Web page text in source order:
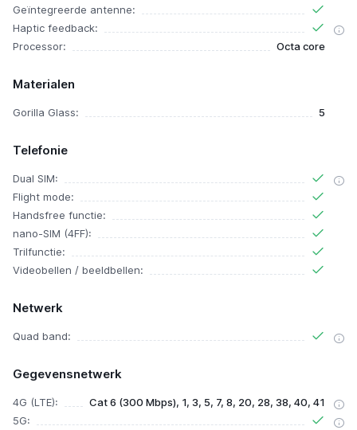
Geïntegreerde antenne:
Haptic feedback:
Processor:
Octa core
Materialen
Gorilla Glass: 5
Telefonie
Dual SIM:
Flight mode:
Handsfree functie:
nano-SIM (4FF):
Trilfunctie:
Videobellen / beeldbellen:
Netwerk
Quad band:
Gegevensnetwerk
4G (LTE):
Cat 6 (300 Mbps), 1, 3, 5, 7, 8, 20, 28, 38, 40, 41
5G: